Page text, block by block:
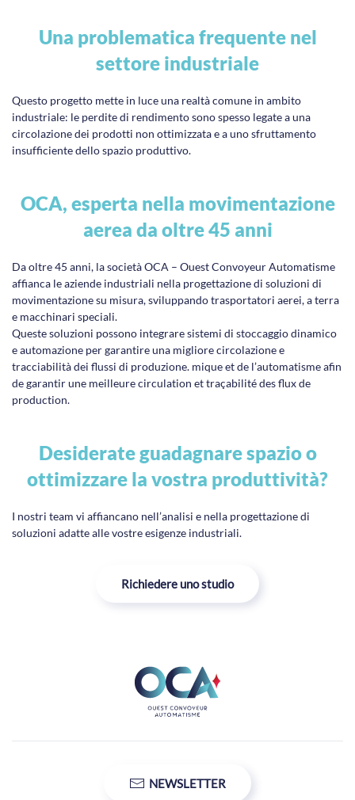
Una problematica frequente nel
settore industriale
Questo progetto mette in luce una realtà comune in ambito
industriale: le perdite di rendimento sono spesso legate a una
circolazione dei prodotti non ottimizzata e a uno sfruttamento
insufficiente dello spazio produttivo.
OCA, esperta nella movimentazione
aerea da oltre 45 anni
Da oltre 45 anni, la società OCA – Ouest Convoyeur Automatisme
affianca le aziende industriali nella progettazione di soluzioni di
movimentazione su misura, sviluppando trasportatori aerei, a terra
e macchinari speciali.
Queste soluzioni possono integrare sistemi di stoccaggio dinamico
e automazione per garantire una migliore circolazione e
tracciabilità dei flussi di produzione. mique et de l’automatisme afin
de garantir une meilleure circulation et traçabilité des flux de
production.
Desiderate guadagnare spazio o
ottimizzare la vostra produttività?
I nostri team vi affiancano nell’analisi e nella progettazione di
soluzioni adatte alle vostre esigenze industriali.
Richiedere uno studio
NEWSLETTER